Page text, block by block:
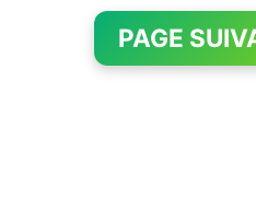
PAGE